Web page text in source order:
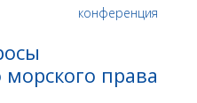
права